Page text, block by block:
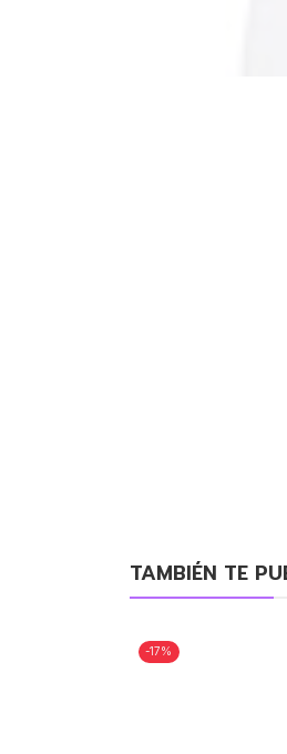
TAMBIÉN TE
-17%